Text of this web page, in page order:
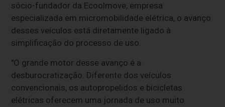
sócio-fundador da Ecoolmove, empresa
especializada em micromobilidade elétrica, o avanço
desses veículos está diretamente ligado à
simplificação do processo de uso.
"O grande motor desse avanço é a
desburocratização. Diferente dos veículos
convencionais, os autopropelidos e bicicletas
elétricas oferecem uma jornada de uso muito